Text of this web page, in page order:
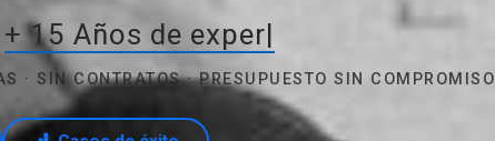
+ 15 Años de experiencia
· SIN CONTRATOS · PRESUPUESTO SIN COMPROMISO